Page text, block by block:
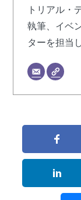
トリアル・
執筆、イベ
ターを担当